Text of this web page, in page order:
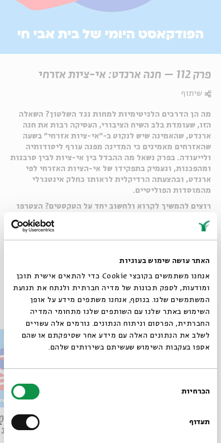
האתר עושה שימוש בעוגיות
אנחנו משתמשים בקובצי Cookie כדי להתאים אישית תוכן
ומודעות, לספק תכונות של מדיה חברתית ולנתח את תנועת
המשתמשים שלנו. בנוסף, אנחנו משתפים מידע על אופן
השימוש באתר שלנו עם השותפים שלנו מתחומי המדיה
החברתית, הפרסום וניתוח הנתונים. גורמים אלה עשויים
לשלב את הנתונים האלה עם מידע אחר שסיפקתם או שהם
אספו בעקבות השימוש שעשיתם בשירותים שלהם.
הסכמה
הכרחיות
תעדוף
פרק 112 – חנה ארנדט: אי-ציות אזרחי
מה הן הדרכים הלגיטימיות למחות נגד השלטון? השאלה
הזו, שעומדת בלב השיח הציבורי, העסיקה רבות את חנה
ארנדט, שהאמינה שיש לנקוט ב-״אי-ציות אזרחי״ בשעה
שהאזרחים מאמינים כי המדינה מפנה עורף ליסודותיה
ולייעודה. בפרק נשאל מה ההבדל בין אי-ציות לבין סרבנות
ומהפכנות, ונעמיק בתפקידו של אי-הציות האזרחי לפי
ארנדט, ובהצעתה הרדיקלית לראותו כחלק אינטגרלי
מהמוסדות הפוליטיים.
רוצים להמשיך לקרוא ולחשוב יחד על הטקסטים? הצטרפו
שיתוף
לקבלת עדכונים על פרק חדש ב- Whatsapp
Email
פרקים נוספים בסדרה
לוהטת
סגור